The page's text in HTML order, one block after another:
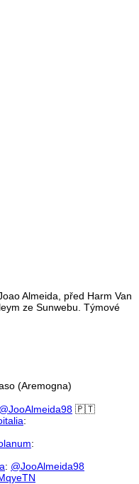
Almeida, před Harm Van
ze Sunwebu. Týmové
(Aremogna)
@JooAlmeida98 🇵🇹
:
:
: @JooAlmeida98